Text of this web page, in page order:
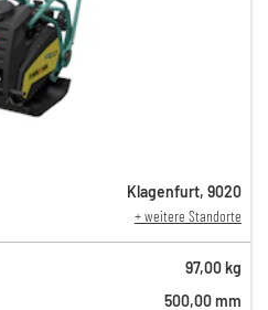
Klagenfurt, 9020
+ weitere Standorte
97,00 kg
500,00 mm